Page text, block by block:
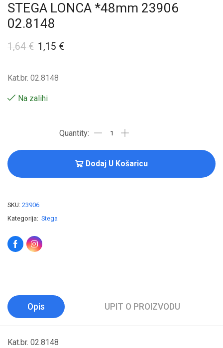
STEGA LONCA *48mm 23906
02.8148
1,64€ 1,15 €
Kat.br. 02.8148
Na zalihi
Dodaj U Košaricu
SKU: 23906
Kategorija: Stega
Opis UPIT O PROIZVODU
Kat.br. 02.8148